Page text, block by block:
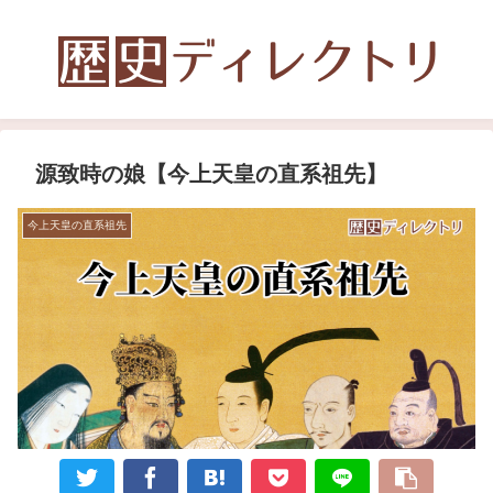
源致時の娘【今上天皇の直系祖先】
今上天皇の直系祖先